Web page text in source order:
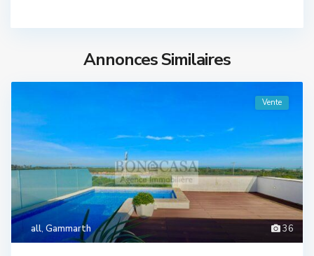
Annonces Similaires
36
all, Gammarth
Vente